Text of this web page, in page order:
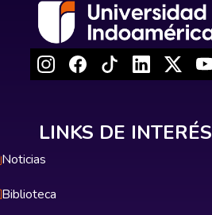
LINKS DE INTERÉS
Noticias
Biblioteca